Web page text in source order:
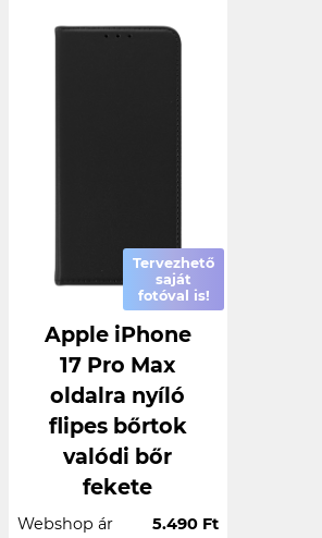
Tervezhető
saját
fotóval is!
Apple iPhone
17 Pro Max
oldalra nyíló
flipes bőrtok
valódi bőr
fekete
Webshop ár
5.490 Ft